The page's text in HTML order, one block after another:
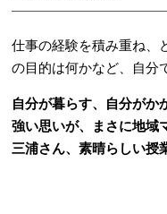
仕事の経験を積み重ね、
の目的は何かなど、自分
自分が暮らす、自分がか
強い思いが、まさに地域
三浦さん、素晴らしい授